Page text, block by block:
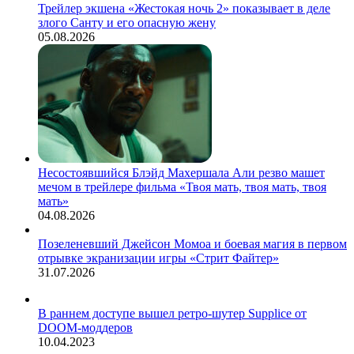
Трейлер экшена «Жестокая ночь 2» показывает в деле
злого Санту и его опасную жену
05.08.2026
Несостоявшийся Блэйд Махершала Али резво машет
мечом в трейлере фильма «Твоя мать, твоя мать, твоя
мать»
04.08.2026
Позеленевший Джейсон Момоа и боевая магия в первом
отрывке экранизации игры «Стрит Файтер»
31.07.2026
В раннем доступе вышел ретро-шутер Supplice от
DOOM-моддеров
10.04.2023